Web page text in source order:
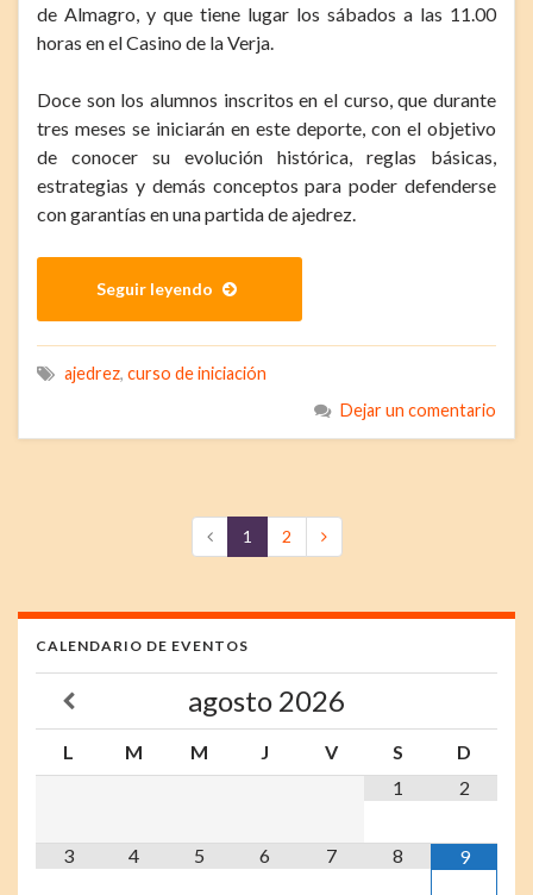
de Almagro, y que tiene lugar los sábados a las 11.00
horas en el Casino de la Verja.
Doce son los alumnos inscritos en el curso, que durante
tres meses se iniciarán en este deporte, con el objetivo
de conocer su evolución histórica, reglas básicas,
estrategias y demás conceptos para poder defenderse
con garantías en una partida de ajedrez.
Seguir leyendo
ajedrez, curso de iniciación
Dejar un comentario
1 2
CALENDARIO DE EVENTOS
agosto 2026
L M M J V S
D
1
2
3 4 5 6 7 8 9